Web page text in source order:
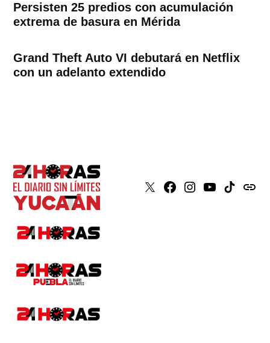
Persisten 25 predios con acumulación
extrema de basura en Mérida
Grand Theft Auto VI debutará en Netflix
con un adelanto extendido
X Faceboook
Instagram
YoutubeTiktokissuu